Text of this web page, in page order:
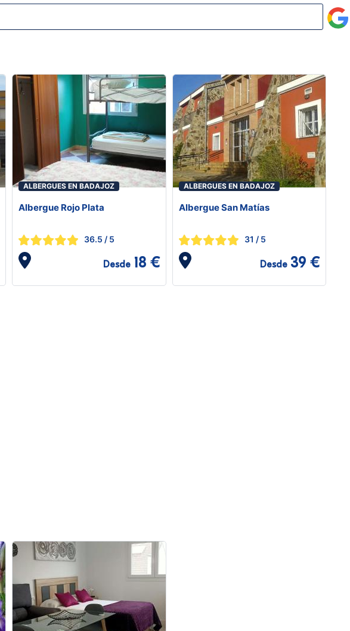
ALBERGUES EN BADAJOZ
Albergue Rojo Plata
36.5 / 5
Desde 18 €
ALBERGUES EN BADAJOZ
Albergue San Matías
31 / 5
Desde 39 €